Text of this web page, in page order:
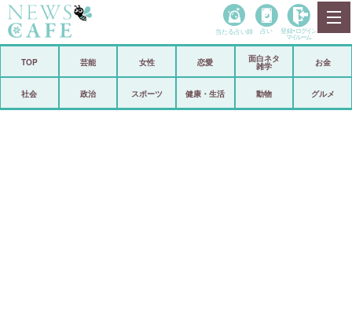
政治
当たる占い師 占い 登録• ログイン
マイルーム
TOP 芸能 女性 恋愛
面白ネタ
雑学
お金
社会 政治 スポーツ 健康・生活 動物 グルメ